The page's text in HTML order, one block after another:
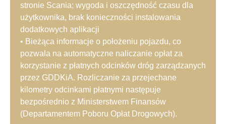
stronie Scania; wygoda i oszczędność czasu dla
użytkownika, brak konieczności instalowania
dodatkowych aplikacji
• Bieżąca informacje o położeniu pojazdu, co
pozwala na automatyczne naliczanie opłat za
korzystanie z płatnych odcinków dróg zarządzanych
przez GDDKiA. Rozliczanie za przejechane
kilometry odcinkami płatnymi następuje
bezpośrednio z Ministerstwem Finansów
(Departamentem Poboru Opłat Drogowych).